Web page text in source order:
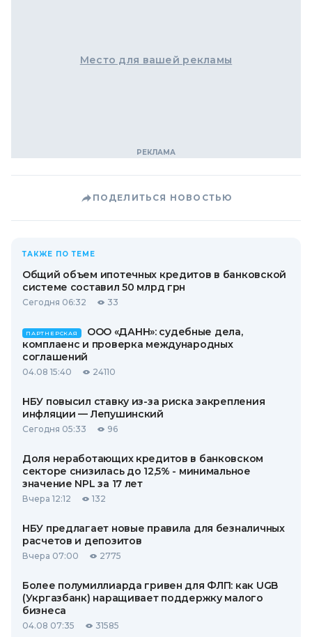
Место для вашей рекламы
ПОДЕЛИТЬСЯ НОВОСТЬЮ
ТАКЖЕ ПО ТЕМЕ
Общий объем ипотечных кредитов в банковской
системе составил 50 млрд грн
Сегодня 06:32 33
ПАРТНЕРСКАЯ
ООО «ДАНН»: судебные дела,
комплаенс и проверка международных
соглашений
04.08 15:40 24110
НБУ повысил ставку из-за риска закрепления
инфляции — Лепушинский
Сегодня 05:33 96
Доля неработающих кредитов в банковском
секторе снизилась до 12,5% - минимальное
значение NPL за 17 лет
Вчера 12:12 132
НБУ предлагает новые правила для безналичных
расчетов и депозитов
Вчера 07:00 2775
Более полумиллиарда гривен для ФЛП: как UGB
(Укргазбанк) наращивает поддержку малого
бизнеса
04.08 07:35 31585